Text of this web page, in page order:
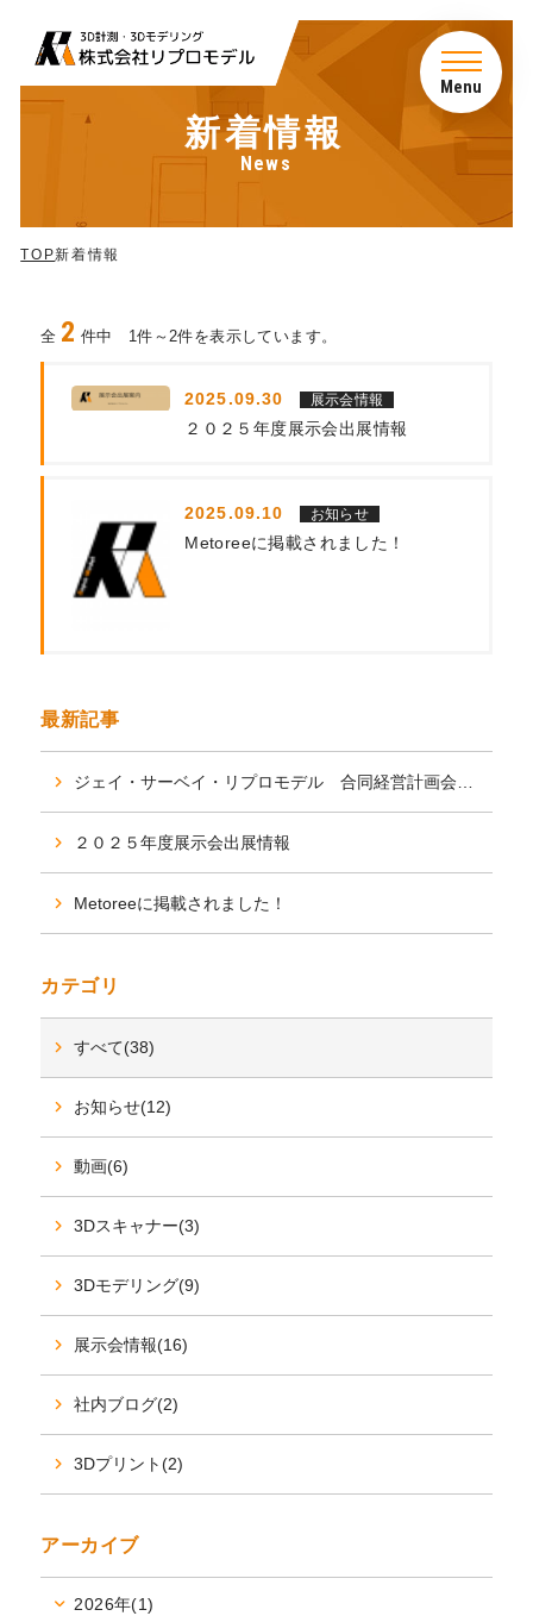
Menu
新着情報
News
TOP新着情報
全 2 件中 1件～2件を表示しています。
2025.09.30 展示会情報
２０２５年度展示会出展情報
2025.09.10 お知らせ
Metoreeに掲載されました！
最新記事
ジェイ・サーベイ・リプロモデル 合同経営計画会議を行いました。
２０２５年度展示会出展情報
Metoreeに掲載されました！
カテゴリ
すべて(38)
お知らせ(12)
動画(6)
3Dスキャナー(3)
3Dモデリング(9)
展示会情報(16)
社内ブログ(2)
3Dプリント(2)
アーカイブ
2026年(1)
新着情報